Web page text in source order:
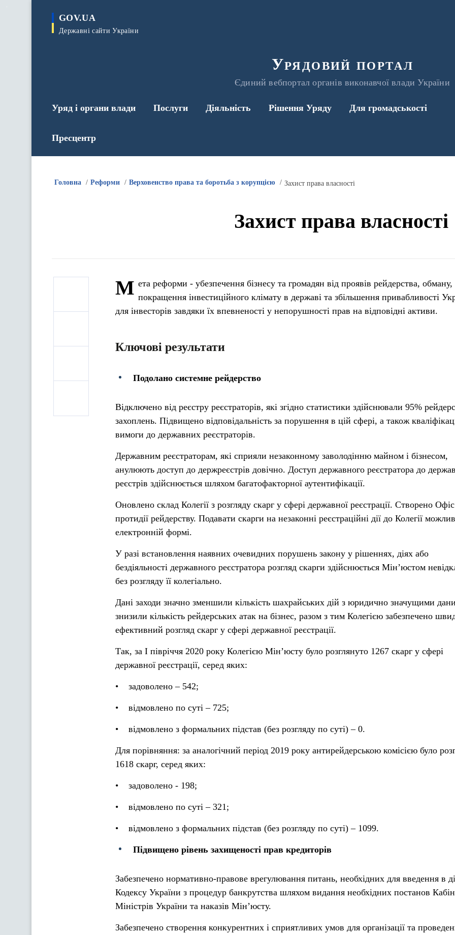
GOV.UA
Державні сайти України
Урядовий портал
Єдиний вебпортал органів виконавчої влади України
Уряд і органи влади Послуги Діяльність Рішення Уряду Для громадськості
Пресцентр
Головна Реформи Верховенство права та боротьба з корупцією Захист права власності
Захист права власності
М ета реформи - убезпечення бізнесу та громадян від проявів рейдерства, обману,
покращення інвестиційного клімату в державі та збільшення привабливості
для інвесторів завдяки їх впевненості у непорушності прав на відповідні активи.
Ключові результати
Подолано системне рейдерство
Відключено від реєстру реєстраторів, які згідно статистики здійснювали 95%
захоплень. Підвищено відповідальність за порушення в цій сфері, а також
вимоги до державних реєстраторів.
Державним реєстраторам, які сприяли незаконному заволодінню майном і бізнесом,
анулюють доступ до держреєстрів довічно. Доступ державного реєстратора до
реєстрів здійснюється шляхом багатофакторної аутентифікації.
Оновлено склад Колегії з розгляду скарг у сфері державної реєстрації. Створено Офіс
протидії рейдерству. Подавати скарги на незаконні реєстраційні дії до Колегії
електронній формі.
У разі встановлення наявних очевидних порушень закону у рішеннях, діях або
бездіяльності державного реєстратора розгляд скарги здійснюється Мін’юстом
без розгляду її колегіально.
Дані заходи значно зменшили кількість шахрайських дій з юридично значущими
знизили кількість рейдерських атак на бізнес, разом з тим Колегією забезпечено
ефективний розгляд скарг у сфері державної реєстрації.
Так, за I півріччя 2020 року Колегією Мін’юсту було розглянуто 1267 скарг у сфері
державної реєстрації, серед яких:
• задоволено – 542;
• відмовлено по суті – 725;
• відмовлено з формальних підстав (без розгляду по суті) – 0.
Для порівняння: за аналогічний період 2019 року антирейдерською комісією було
1618 скарг, серед яких:
• задоволено - 198;
• відмовлено по суті – 321;
• відмовлено з формальних підстав (без розгляду по суті) – 1099.
Підвищено рівень захищеності прав кредиторів
Забезпечено нормативно-правове врегулювання питань, необхідних для введення в
Кодексу України з процедур банкрутства шляхом видання необхідних постанов
Міністрів України та наказів Мін’юсту.
Забезпечено створення конкурентних і сприятливих умов для організації та